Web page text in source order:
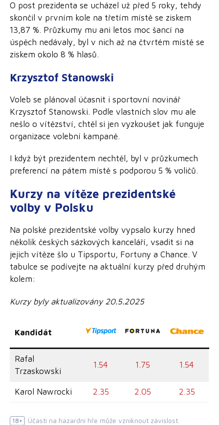
O post prezidenta se ucházel už před 5 roky, tehdy
skončil v prvním kole na třetím místě se ziskem
13,87 %. Průzkumy mu ani letos moc šancí na
úspěch nedávaly, byl v nich až na čtvrtém místě se
ziskem okolo 8 % hlasů.
Krzysztof Stanowski
Voleb se plánoval účasnit i sportovní novinář
Krzysztof Stanowski. Podle vlastních slov mu ale
nešlo o vítězství, chtěl si jen vyzkoušet jak funguje
organizace volební kampaně.
I když být prezidentem nechtěl, byl v průzkumech
preferencí na pátem místě s podporou 5 % voličů.
Kurzy na vítěze prezidentské
volby v Polsku
Na polské prezidentské volby vypsalo kurzy hned
několik českých sázkových kanceláří, vsadit si na
jejich vítěze šlo u Tipsportu, Fortuny a Chance. V
tabulce se podívejte na aktuální kurzy před druhým
kolem:
Kurzy byly aktualizovány 20.5.2025
Kandidát
Rafal
Trzaskowski
1.54 1.75 1.54
Karol Nawrocki 2.35 2.05 2.35
18+ Účastí na hazardní hře může vzniknout závislost.